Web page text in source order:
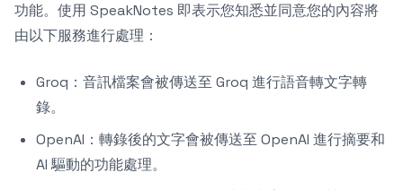
功能。使用 SpeakNotes 即表示您知悉並同意您的內容將
由以下服務進行處理：
Groq：音訊檔案會被傳送至 Groq 進行語音轉文字轉
錄。
OpenAI：轉錄後的文字會被傳送至 OpenAI 進行摘要和
AI 驅動的功能處理。